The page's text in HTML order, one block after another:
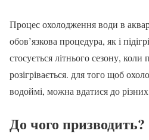
Процес охолодження води в
обов’язкова процедура, як і
стосується літнього сезону, коли
розігрівається. для того щоб
водоймі, можна вдатися до
До чого призводить?